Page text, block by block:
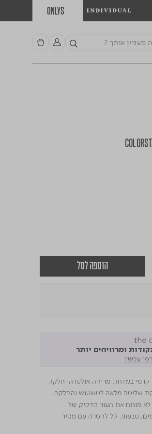
ONLYS
הוספה לסל
ומרוויחים יותר
עכשיו
קרמי במיוחד. מריחה אולטרה-חלקה
שליטה מלאה לטשטוש והחלקה.
לא מותח את העור הדקיק של
שעות, עמיד במים, טבעוני. קל להסרה עם מסיר